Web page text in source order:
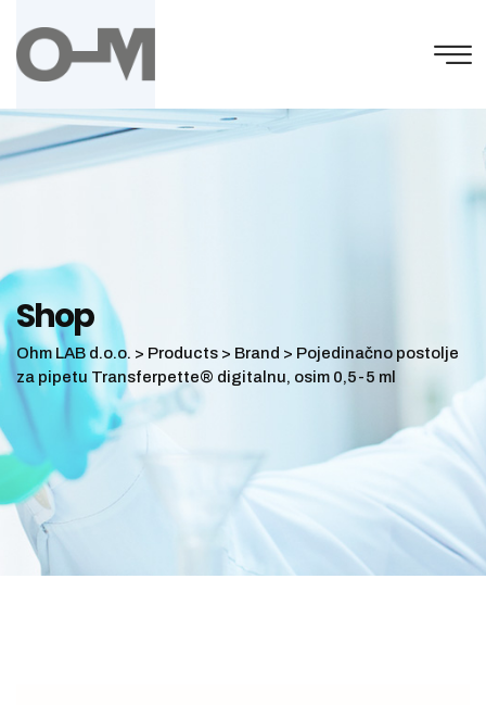
content
Shop
Ohm LAB d.o.o. > Products > Brand > Pojedinačno postolje
za pipetu Transferpette® digitalnu, osim 0,5-5 ml